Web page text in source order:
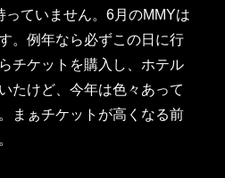
っていません。6月のMMYは
。例年なら必ずこの日に行
チケットを購入し、ホテル
たけど、今年は色々あって
まぁチケットが高くなる前